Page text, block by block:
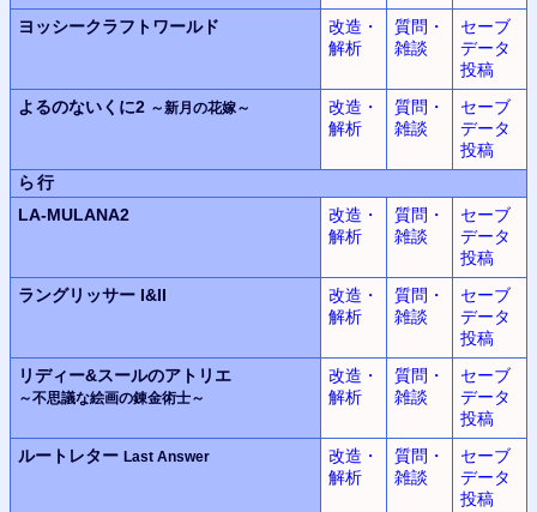
ヨッシークラフトワールド
改造・
解析
質問・
雑談
セーブ
データ
投稿
よるのないくに2 ～新月の花嫁～
改造・
解析
質問・
雑談
セーブ
データ
投稿
ら行
LA-MULANA2
改造・
解析
質問・
雑談
セーブ
データ
投稿
ラングリッサー I&II
改造・
解析
質問・
雑談
セーブ
データ
投稿
リディー&スールのアトリエ
～不思議な絵画の錬金術士～
改造・
解析
質問・
雑談
セーブ
データ
投稿
ルートレター Last Answer
改造・
解析
質問・
雑談
セーブ
データ
投稿